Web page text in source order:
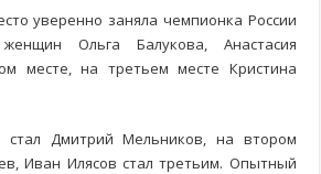
уверенно заняла чемпионка России
Ольга Балукова, Анастасия
месте, на третьем месте Кристина
Дмитрий Мельников, на втором
Иван Илясов стал третьим. Опытный